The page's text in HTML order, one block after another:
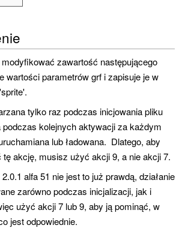
modyfikować zawartość następującego
wartości parametrów grf i zapisuje je w
tylko raz podczas inicjowania pliku
podczas kolejnych aktywacji za każdym
lub ładowana. Dlatego, aby
akcję, musisz użyć akcji 9, a nie akcji 7.
alfa 51 nie jest to już prawdą, działanie
zarówno podczas inicjalizacji, jak i
użyć akcji 7 lub 9, aby ją pominąć, w
jest odpowiednie.